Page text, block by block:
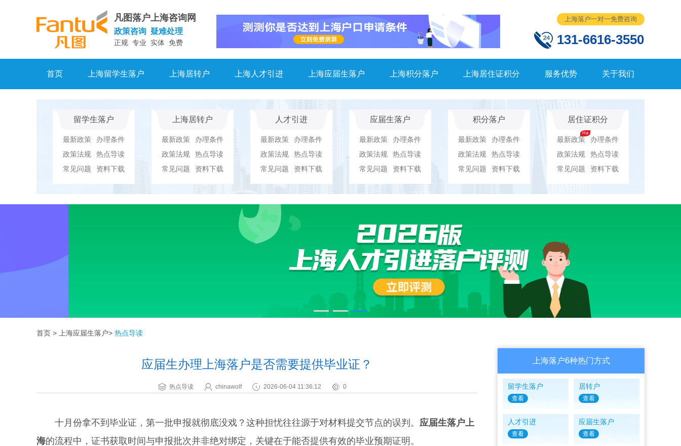
凡图落户上海咨询网
政策咨询 疑难处理
正规 专业 实体 免费
上海落户一对一免费咨询
131-6616-3550
首页 上海留学生落户 上海居转户 上海人才引进 上海应届生落户 上海积分落户 上海居住证积分 服务优势 关于我们
留学生落户
最新政策
办理条件
政策法规
热点导读
常见问题
资料下载
上海居转户
最新政策
办理条件
政策法规
热点导读
常见问题
资料下载
人才引进
最新政策
办理条件
政策法规
热点导读
常见问题
资料下载
应届生落户
最新政策
办理条件
政策法规
热点导读
常见问题
资料下载
积分落户
最新政策
办理条件
政策法规
热点导读
常见问题
资料下载
居住证积分
最新政策
办理条件
政策法规
热点导读
常见问题
资料下载
首页 > 上海应届生落户> 热点导读
应届生办理上海落户是否需要提供毕业证？
热点导读 chinawolf 2026-06-04 11:36:12 0
十月份拿不到毕业证，第一批申报就彻底没戏？这种担忧往往源于对材料提交节点的误判。 应届生落户上
海的流程中，证书获取时间与申报批次并非绝对绑定，关键在于能否提供有效的毕业预期证明。
上海落户6种热门方式
留学生落户
查看
居转户
查看
人才引进
查看
应届生落户
查看